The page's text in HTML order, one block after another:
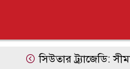
সিউতার ট্র্যাজেডি: সীমান্ত